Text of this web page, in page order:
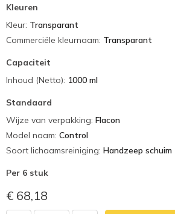
Kleuren
Kleur: Transparant
Commerciële kleurnaam: Transparant
Capaciteit
Inhoud (Netto): 1000 ml
Standaard
Wijze van verpakking: Flacon
Model naam: Control
Soort lichaamsreiniging: Handzeep schuim
Per 6 stuk
€ 68,18